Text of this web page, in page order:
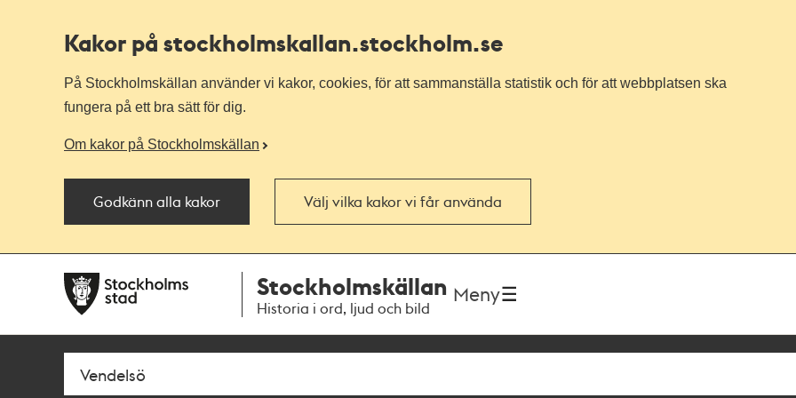
Kakor på stockholmskallan.stockholm.se
På Stockholmskällan använder vi kakor, cookies, för att sammanställa statistik och för att webbplatsen ska
fungera på ett bra sätt för dig.
Om kakor på Stockholmskällan
Godkänn alla kakor Välj vilka kakor vi får använda
navigationen
huvudinnehållet
Stockholmskällan
Historia i ord, ljud och bild
Meny
Sök